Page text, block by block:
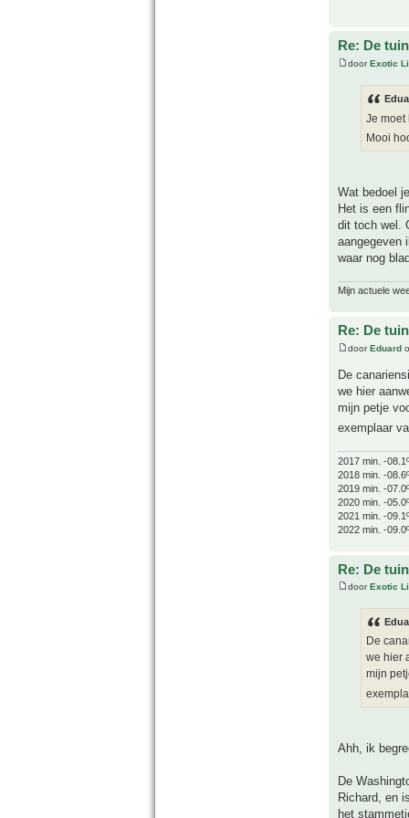
Re: De
doorExotic
Je
Mooi
Wat bedoel
Het is een
dit toch wel.
aangegeven
waar nog
Mijn actuele
Re: De
doorEduard
De
we hier
mijn petje
exemplaar
2017 min. -
2018 min. -
2019 min. -
2020 min. -
2021 min. -
2022 min. -
Re: De
doorExotic
De
we hier
mijn
Ahh, ik
De
Richard, en
het